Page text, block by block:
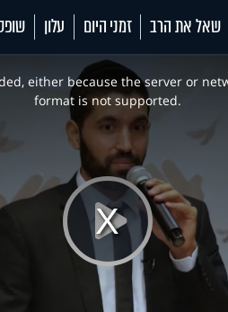
שאל את הרב זמני היום עלון
Play
either because the server or
format is not supported.